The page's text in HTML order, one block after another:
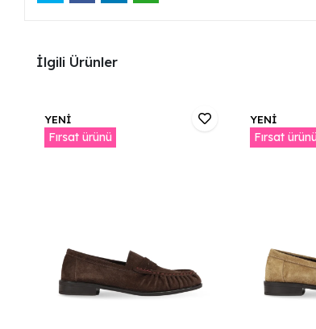
İlgili Ürünler
YENİ
Fırsat ürünü
YENİ
Fırsat ürünü